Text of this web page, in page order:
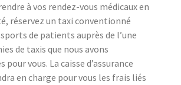
à vos rendez-vous médicaux en
réservez un taxi conventionné
de patients auprès de l’une
de taxis que nous avons
pour vous. La caisse d’assurance
en charge pour vous les frais liés